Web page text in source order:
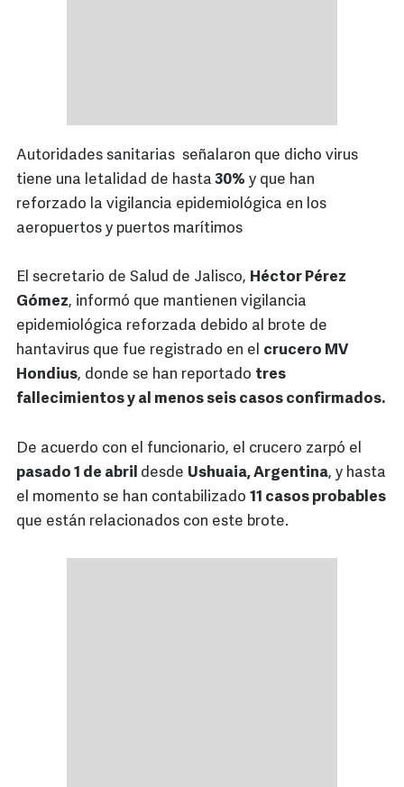
Autoridades sanitarias señalaron que dicho virus
tiene una letalidad de hasta 30% y que han
reforzado la vigilancia epidemiológica en los
aeropuertos y puertos marítimos
El secretario de Salud de Jalisco, Héctor Pérez
Gómez, informó que mantienen vigilancia
epidemiológica reforzada debido al brote de
hantavirus que fue registrado en el crucero MV
Hondius, donde se han reportado tres
fallecimientos y al menos seis casos confirmados.
De acuerdo con el funcionario, el crucero zarpó el
pasado 1 de abril desde Ushuaia, Argentina, y hasta
el momento se han contabilizado 11 casos probables
que están relacionados con este brote.